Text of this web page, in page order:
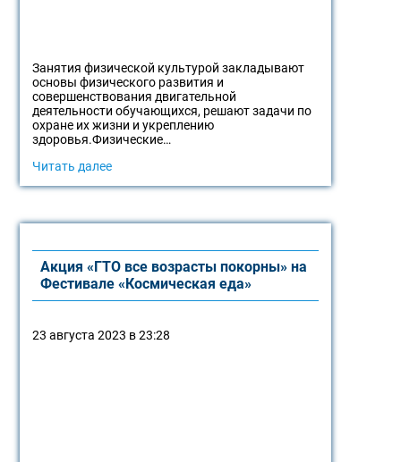
Занятия физической культурой закладывают
основы физического развития и
совершенствования двигательной
деятельности обучающихся, решают задачи по
охране их жизни и укреплению
здоровья.Физические…
Читать далее
Акция «ГТО все возрасты покорны» на
Фестивале «Космическая еда»
23 августа 2023 в 23:28